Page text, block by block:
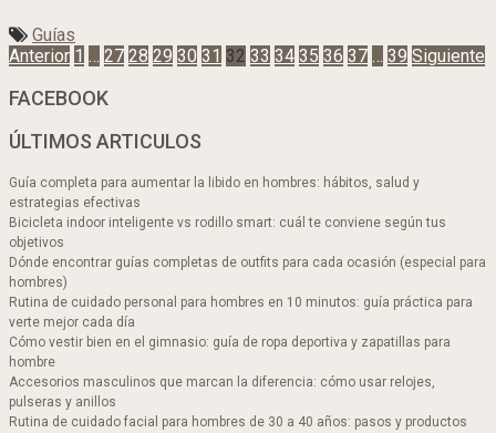
Guías
Navegación
de
entradas
Anterior 1 … 27 28 29 30 31 32 33 34 35 36 37 … 39 Siguiente
FACEBOOK
ÚLTIMOS ARTICULOS
Guía completa para aumentar la libido en hombres: hábitos, salud y
estrategias efectivas
Bicicleta indoor inteligente vs rodillo smart: cuál te conviene según tus
objetivos
Dónde encontrar guías completas de outfits para cada ocasión (especial para
hombres)
Rutina de cuidado personal para hombres en 10 minutos: guía práctica para
verte mejor cada día
Cómo vestir bien en el gimnasio: guía de ropa deportiva y zapatillas para
hombre
Accesorios masculinos que marcan la diferencia: cómo usar relojes,
pulseras y anillos
Rutina de cuidado facial para hombres de 30 a 40 años: pasos y productos